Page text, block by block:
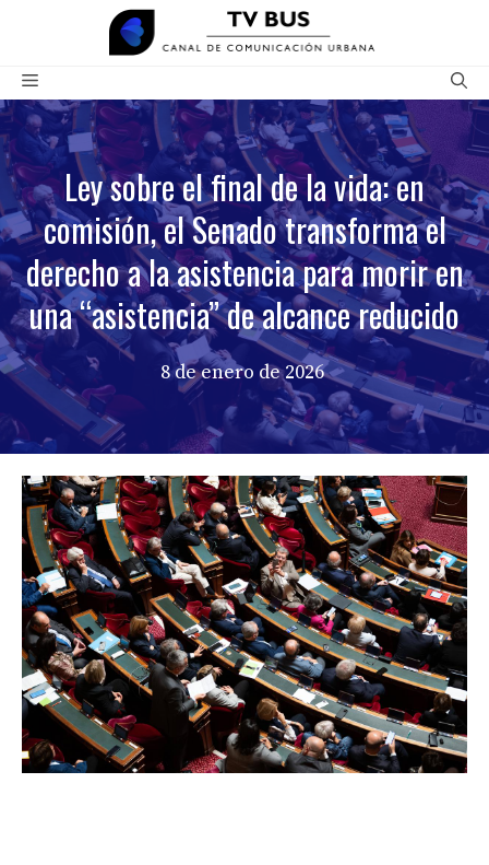
contenido
Menú
Ley sobre el final de la vida: en
comisión, el Senado transforma el
derecho a la asistencia para morir en
una “asistencia” de alcance reducido
8 de enero de 2026